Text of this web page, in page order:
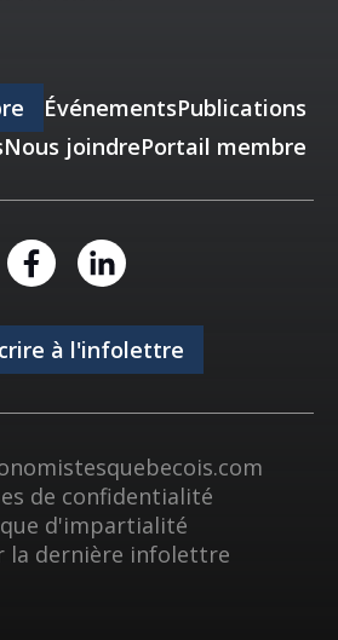
ÉvénementsPublications
Nous joindrePortail membre
à l'infolettre
de confidentialité
d'impartialité
la dernière infolettre